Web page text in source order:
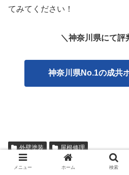
てみてください！
＼神奈川県にて評
神奈川県No.1の成共
外壁塗装 屋根修理
メニュー ホーム 検索